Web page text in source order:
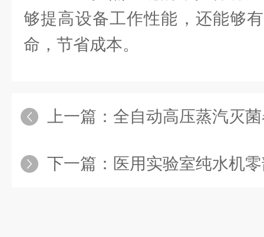
够提高设备工作性能，还能够
命，节省成本。
上一篇： 全自动高压蒸汽灭菌器完
下一篇： 医用实验室纯水机零